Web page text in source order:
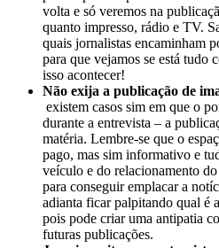
volta e só veremos na
quanto impresso, rádio e TV.
quais jornalistas encaminham
para que vejamos se está tudo
isso acontecer!
Não exija a publicação de
existem casos sim em que o
durante a entrevista – a
matéria. Lembre-se que o
pago, mas sim informativo e
veículo e do relacionamento
para conseguir emplacar a
adianta ficar palpitando qual é
pois pode criar uma antipatia
futuras publicações.